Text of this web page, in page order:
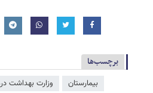
برچسب‌ها
بیمارستان وزارت بهداشت